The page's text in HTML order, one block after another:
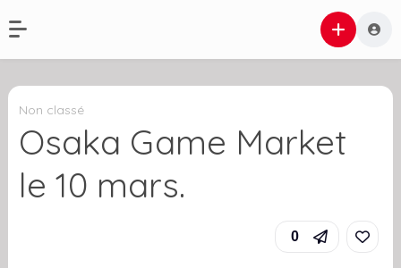
Non classé
Osaka Game Market
le 10 mars.
0